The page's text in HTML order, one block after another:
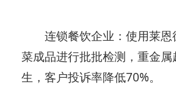
连锁餐饮企业：使用莱恩
菜成品进行批批检测，重金
生，客户投诉率降低70%。